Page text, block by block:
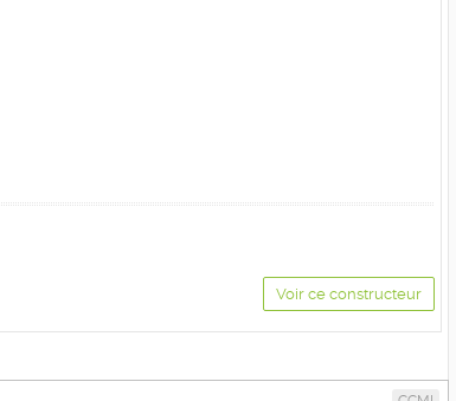
Voir ce constructeur